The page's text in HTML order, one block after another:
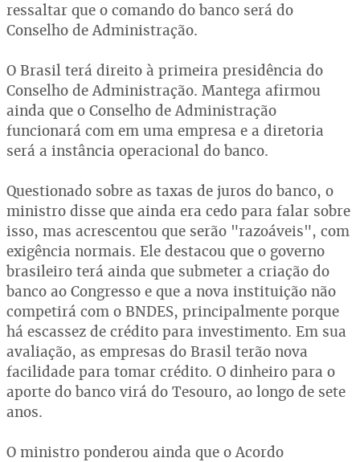
ressaltar que o comando do banco será do
Conselho de Administração.
O Brasil terá direito à primeira presidência do
Conselho de Administração. Mantega afirmou
ainda que o Conselho de Administração
funcionará com em uma empresa e a diretoria
será a instância operacional do banco.
Questionado sobre as taxas de juros do banco, o
ministro disse que ainda era cedo para falar sobre
isso, mas acrescentou que serão "razoáveis", com
exigência normais. Ele destacou que o governo
brasileiro terá ainda que submeter a criação do
banco ao Congresso e que a nova instituição não
competirá com o BNDES, principalmente porque
há escassez de crédito para investimento. Em sua
avaliação, as empresas do Brasil terão nova
facilidade para tomar crédito. O dinheiro para o
aporte do banco virá do Tesouro, ao longo de sete
anos.
O ministro ponderou ainda que o Acordo